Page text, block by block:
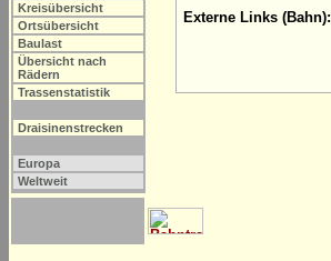
Kreisübersicht
Ortsübersicht
Baulast
Übersicht nach
Rädern
Trassenstatistik
Draisinenstrecken
Europa
Weltweit
Externe Links (Bahn):